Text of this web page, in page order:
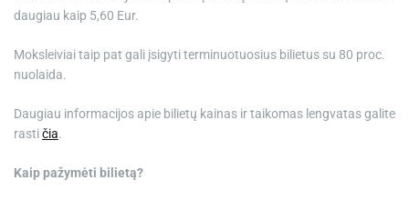
daugiau kaip 5,60 Eur.
Moksleiviai taip pat gali įsigyti terminuotuosius bilietus su 80 proc.
nuolaida.
Daugiau informacijos apie bilietų kainas ir taikomas lengvatas galite
rastičia.
Kaip pažymėti bilietą?